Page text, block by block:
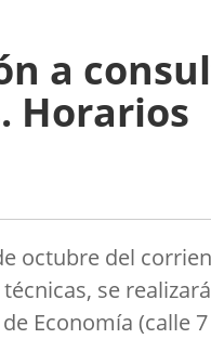
a
Horarios
octubre del
se
Economía (calle